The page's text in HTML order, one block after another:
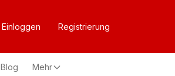
Einloggen Registrierung
Blog Mehr